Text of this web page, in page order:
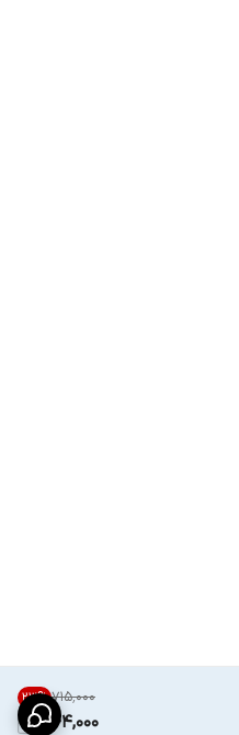
۷۱۵٬۰۰۰ 23%
544,000